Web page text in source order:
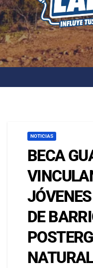
NOTICIAS
BECA
DE